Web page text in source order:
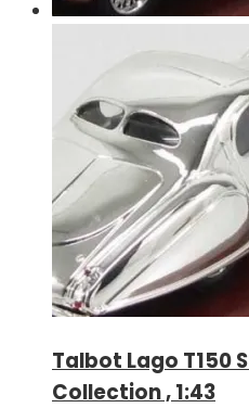
Talbot Lago T150
Collection , 1:43